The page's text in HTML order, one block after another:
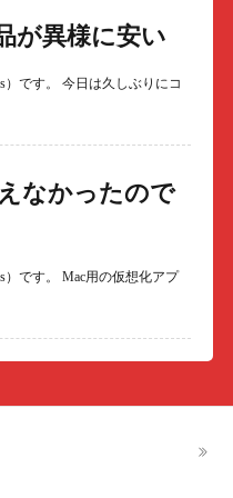
が異様に安い
）です。 今日は久しぶりにコ
なかったので
）です。 Mac用の仮想化アプ